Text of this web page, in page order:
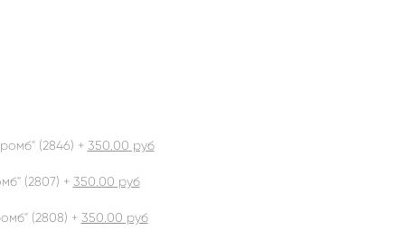
(2846) + 350.00 руб
(2807) + 350.00 руб
(2808) + 350.00 руб